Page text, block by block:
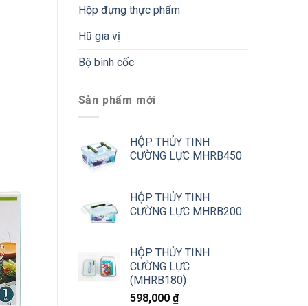
Hộp đựng thực phẩm
Hũ gia vị
Bộ bình cốc
Sản phẩm mới
HỘP THỦY TINH
CƯỜNG LỰC MHRB450
HỘP THỦY TINH
CƯỜNG LỰC MHRB200
HỘP THỦY TINH
CƯỜNG LỰC
(MHRB180)
598,000 ₫